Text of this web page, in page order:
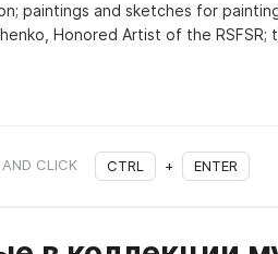
paintings and sketches for
Honored Artist of the RSFSR;
CLICK CTRL + ENTER